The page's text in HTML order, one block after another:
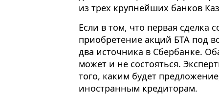
из трех крупнейших банков
Если в том, что первая сделка
приобретение акций БТА под
два источника в Сбербанке.
может и не состояться.
того, каким будет
иностранным кредиторам.